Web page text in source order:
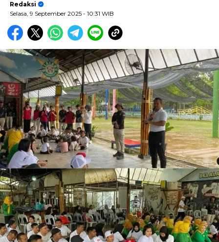
Redaksi
Selasa, 9 September 2025 - 10:31 WIB